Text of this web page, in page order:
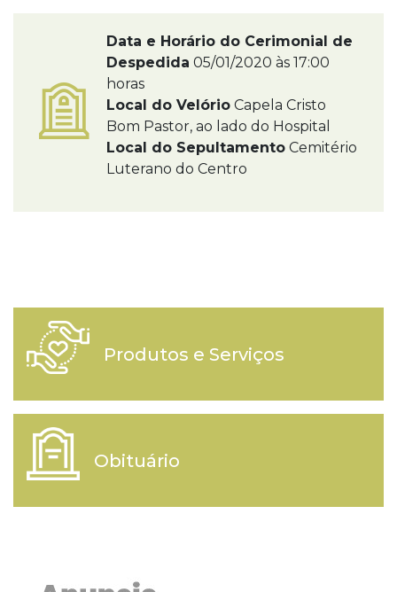
Data e Horário do Cerimonial de
Despedida 05/01/2020 às 17:00
horas
Local do Velório Capela Cristo
Bom Pastor, ao lado do Hospital
Local do Sepultamento Cemitério
Luterano do Centro
Produtos e Serviços
Obituário